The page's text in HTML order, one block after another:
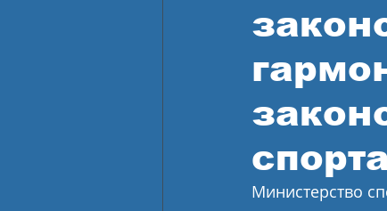
спорта
Министерство